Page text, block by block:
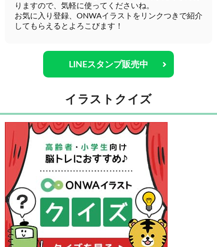
りますので、気軽に使ってくださいね。
お気に入り登録、ONWAイラストをリンクつきで紹介
してもらえるとよろこびます！
LINEスタンプ販売中
イラストクイズ